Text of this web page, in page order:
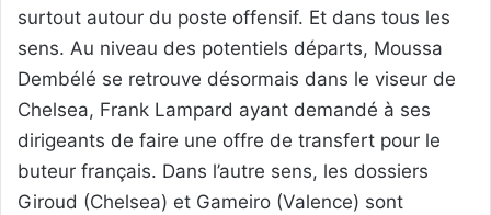
surtout autour du poste offensif. Et dans tous les
sens. Au niveau des potentiels départs, Moussa
Dembélé se retrouve désormais dans le viseur de
Chelsea, Frank Lampard ayant demandé à ses
dirigeants de faire une offre de transfert pour le
buteur français. Dans l’autre sens, les dossiers
Giroud (Chelsea) et Gameiro (Valence) sont